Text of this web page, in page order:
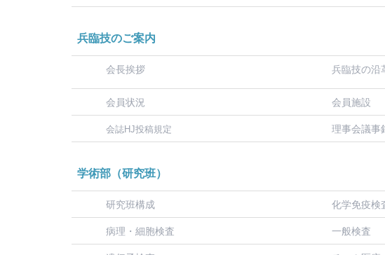
兵臨技のご案内
会長挨拶 兵臨技の沿
会員状況 会員施設
会誌HJ投稿規定 理事会議事
学術部（研究班）
研究班構成 化学免疫検
病理・細胞検査
一般検査